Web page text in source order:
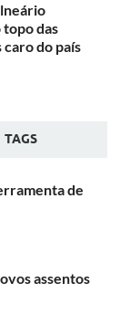
das
caro do país
TAGS
de
assentos